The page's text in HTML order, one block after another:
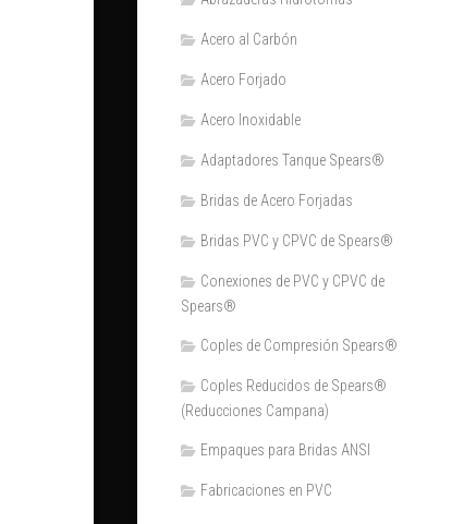
Acero al Carbón
Acero Forjado
Acero Inoxidable
Adaptadores Tanque Spears®
Bridas de Acero Forjadas
Bridas PVC y CPVC de Spears®
Conexiones de PVC y CPVC de
Spears®
Coples de Compresión Spears®
Coples Reducidos de Spears®
(Reducciones Campana)
Empaques para Bridas ANSI
Fabricaciones en PVC